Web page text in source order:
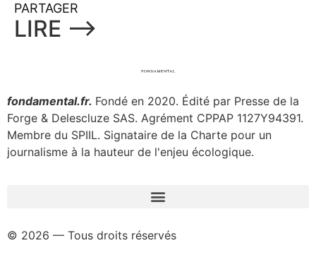
PARTAGER
LIRE ⟶
fondamental.fr. Fondé en 2020. Édité par Presse de la
Forge & Delescluze SAS. Agrément CPPAP 1127Y94391.
Membre du SPIIL. Signataire de la Charte pour un
journalisme à la hauteur de l'enjeu écologique.
© 2026 — Tous droits réservés